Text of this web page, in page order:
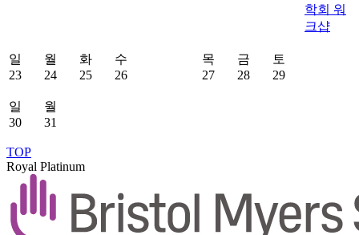
학회 워
크샵
일
23
월
24
화
25
수
26
목
27
금
28
토
29
일
30
월
31
TOP
Royal Platinum